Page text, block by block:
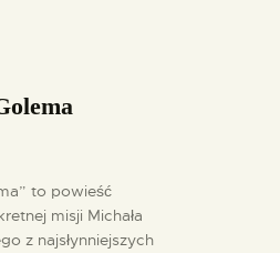
to powieść
misji Michała
z najsłynniejszych